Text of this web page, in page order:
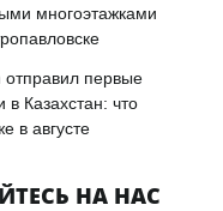
многоэтажками
отправил первые
в Казахстан: что
в августе
НА НАС